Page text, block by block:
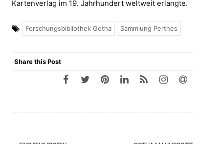
Kartenverlag im 19. Jahrhundert weltweit erlangte.
Forschungsbibliothek Gotha Sammlung Perthes
Share this Post